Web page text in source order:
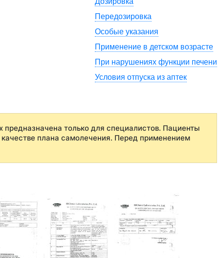
Передозировка
Особые указания
Применение в детском возрасте
При нарушениях функции печени
Условия отпуска из аптек
только для специалистов. Пациенты
плана самолечения. Перед применением